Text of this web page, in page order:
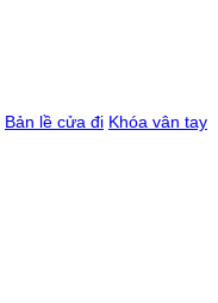
Bản lề cửa đi Khóa vân tay